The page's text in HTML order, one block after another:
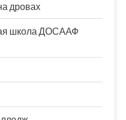
дровах
школа ДОСААФ